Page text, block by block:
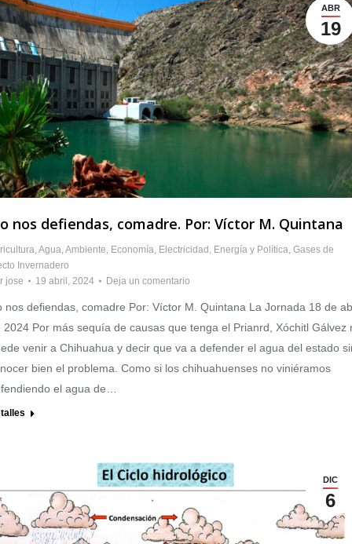
ABR
19
nos defiendas, comadre. Por: Víctor M. Quintana
,Agua,Ambiente, Economía, Electricidad , Energía y Política, Gases de
Invernadero
jose 19 abril, 2024 Deja un comentario
nos defiendas, comadre Por: Víctor M. Quintana La Jornada 18 de
2024 Por más sequía de causas que tenga el Prianrd, Xóchitl Gálvez
venir a Chihuahua y decir que va a defender el agua del estado
bien el problema. Como si los chihuahuenses no viniéramos
el agua de…
DIC
6